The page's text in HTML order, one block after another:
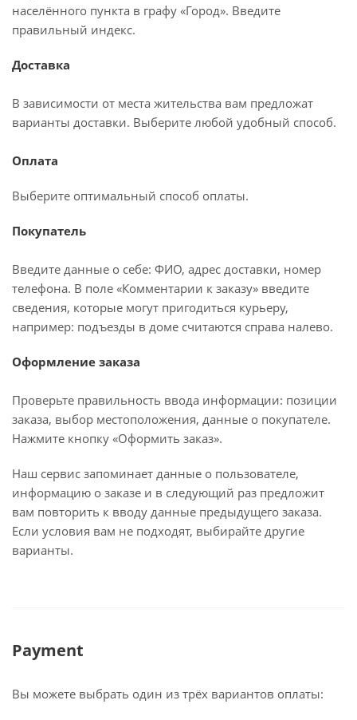
населённого пункта в графу «Город». Введите
правильный индекс.
Доставка
В зависимости от места жительства вам предложат
варианты доставки. Выберите любой удобный способ.
Оплата
Выберите оптимальный способ оплаты.
Покупатель
Введите данные о себе: ФИО, адрес доставки, номер
телефона. В поле «Комментарии к заказу» введите
сведения, которые могут пригодиться курьеру,
например: подъезды в доме считаются справа налево.
Оформление заказа
Проверьте правильность ввода информации: позиции
заказа, выбор местоположения, данные о покупателе.
Нажмите кнопку «Оформить заказ».
Наш сервис запоминает данные о пользователе,
информацию о заказе и в следующий раз предложит
вам повторить к вводу данные предыдущего заказа.
Если условия вам не подходят, выбирайте другие
варианты.
Payment
Вы можете выбрать один из трёх вариантов оплаты: